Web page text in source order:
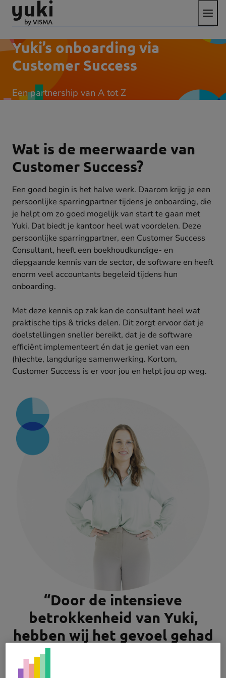
Direct
naar
content
Direct
naar
footer
Ga
naar
homepage
het
menu
Yuki’s onboarding via
Customer Success
Een partnership van A tot Z
Wat is de meerwaarde van
Customer Success?
Een goed begin is het halve werk. Daarom krijg je een
persoonlijke sparringpartner tijdens je onboarding, die
je helpt om zo goed mogelijk van start te gaan met
Yuki. Dat biedt je kantoor heel wat voordelen. Deze
persoonlijke sparringpartner, een Customer Success
Consultant, heeft een boekhoudkundige- en
diepgaande kennis van de sector, de software en heeft
enorm veel accountants begeleid tijdens hun
onboarding.
Met deze kennis op zak kan de consultant heel wat
praktische tips & tricks delen. Dit zorgt ervoor dat je
doelstellingen sneller bereikt, dat je de software
efficiënt implementeert én dat je geniet van een
(h)echte, langdurige samenwerking. Kortom,
Customer Success is er voor jou en helpt jou op weg.
“Door de intensieve
betrokkenheid van Yuki,
hebben wij het gevoel gehad
dat we echt gezamenlijk